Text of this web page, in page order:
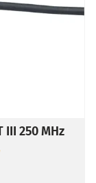
III 250 MHz